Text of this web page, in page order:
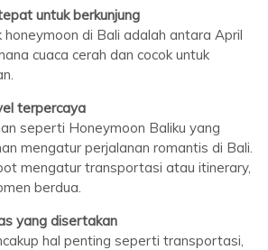
untuk berkunjung
honeymoon di Bali adalah antara April
cuaca cerah dan cocok untuk
terpercaya
seperti Honeymoon Baliku yang
mengatur perjalanan romantis di Bali.
mengatur transportasi atau itinerary,
berdua.
yang disertakan
hal penting seperti transportasi,